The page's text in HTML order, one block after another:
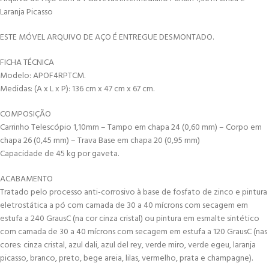
Laranja Picasso
ESTE MÓVEL ARQUIVO DE AÇO É ENTREGUE DESMONTADO.
FICHA TÉCNICA
Modelo: APOF4RPTCM.
Medidas: (A x L x P): 136 cm x 47 cm x 67 cm.
COMPOSIÇÃO
Carrinho Telescópio 1,10mm – Tampo em chapa 24 (0,60 mm) – Corpo em
chapa 26 (0,45 mm) – Trava Base em chapa 20 (0,95 mm)
Capacidade de 45 kg por gaveta.
ACABAMENTO
Tratado pelo processo anti-corrosivo à base de fosfato de zinco e pintura
eletrostática a pó com camada de 30 a 40 mícrons com secagem em
estufa a 240 GrausC (na cor cinza cristal) ou pintura em esmalte sintético
com camada de 30 a 40 mícrons com secagem em estufa a 120 GrausC (nas
cores: cinza cristal, azul dali, azul del rey, verde miro, verde egeu, laranja
picasso, branco, preto, bege areia, lilas, vermelho, prata e champagne).